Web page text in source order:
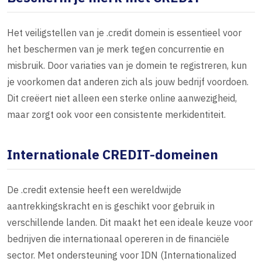
Het veiligstellen van je .credit domein is essentieel voor
het beschermen van je merk tegen concurrentie en
misbruik. Door variaties van je domein te registreren, kun
je voorkomen dat anderen zich als jouw bedrijf voordoen.
Dit creëert niet alleen een sterke online aanwezigheid,
maar zorgt ook voor een consistente merkidentiteit.
Internationale CREDIT-domeinen
De .credit extensie heeft een wereldwijde
aantrekkingskracht en is geschikt voor gebruik in
verschillende landen. Dit maakt het een ideale keuze voor
bedrijven die internationaal opereren in de financiële
sector. Met ondersteuning voor IDN (Internationalized